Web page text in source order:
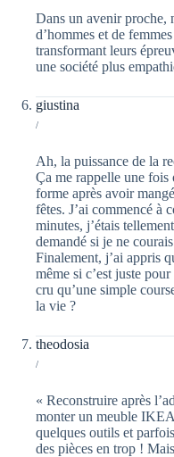
Dans un avenir proche,
d’hommes et de
transformant leurs
une société plus
giustina
/
Ah, la puissance de la
Ça me rappelle une fois
forme après avoir
fêtes. J’ai commencé à
minutes, j’étais
demandé si je ne
Finalement, j’ai appris
même si c’est juste
cru qu’une simple
la vie ?
theodosia
/
« Reconstruire après
monter un meuble
quelques outils et
des pièces en trop !